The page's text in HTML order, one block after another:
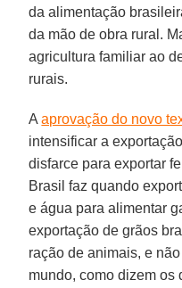
da alimentação
da mão de obra rural.
agricultura familiar ao
rurais.
Aaprovação do novo
intensificar a
disfarce para exportar
Brasil faz quando
e água para alimentar
exportação de grãos
ração de animais, e
mundo, como dizem os